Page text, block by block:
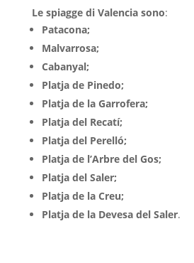
Le spiagge di Valencia sono:
Patacona;
Malvarrosa;
Cabanyal;
Platja de Pinedo;
Platja de la Garrofera;
Platja del Recatí;
Platja del Perelló;
Platja de l’Arbre del Gos;
Platja del Saler;
Platja de la Creu;
Platja de la Devesa del Saler.